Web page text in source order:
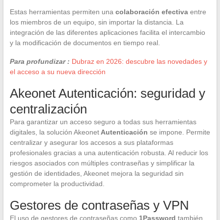
Estas herramientas permiten una colaboración efectivaentre
los miembros de un equipo, sin importar la distancia. La
integración de las diferentes aplicaciones facilita el intercambio
y la modificación de documentos en tiempo real.
Para profundizar : Dubraz en 2026: descubre las novedades y
el acceso a su nueva dirección
Akeonet Autenticación: seguridad y
centralización
Para garantizar un acceso seguro a todas sus herramientas
digitales, la solución AkeonetAutenticación se impone. Permite
centralizar y asegurar los accesos a sus plataformas
profesionales gracias a una autenticación robusta. Al reducir los
riesgos asociados con múltiples contraseñas y simplificar la
gestión de identidades, Akeonet mejora la seguridad sin
comprometer la productividad.
Gestores de contraseñas y VPN
El uso de gestores de contraseñas como 1Password también